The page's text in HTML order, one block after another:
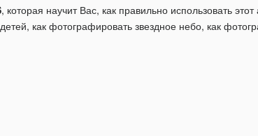
, которая научит Вас, как правильно использовать
как фотографировать звездное небо, как